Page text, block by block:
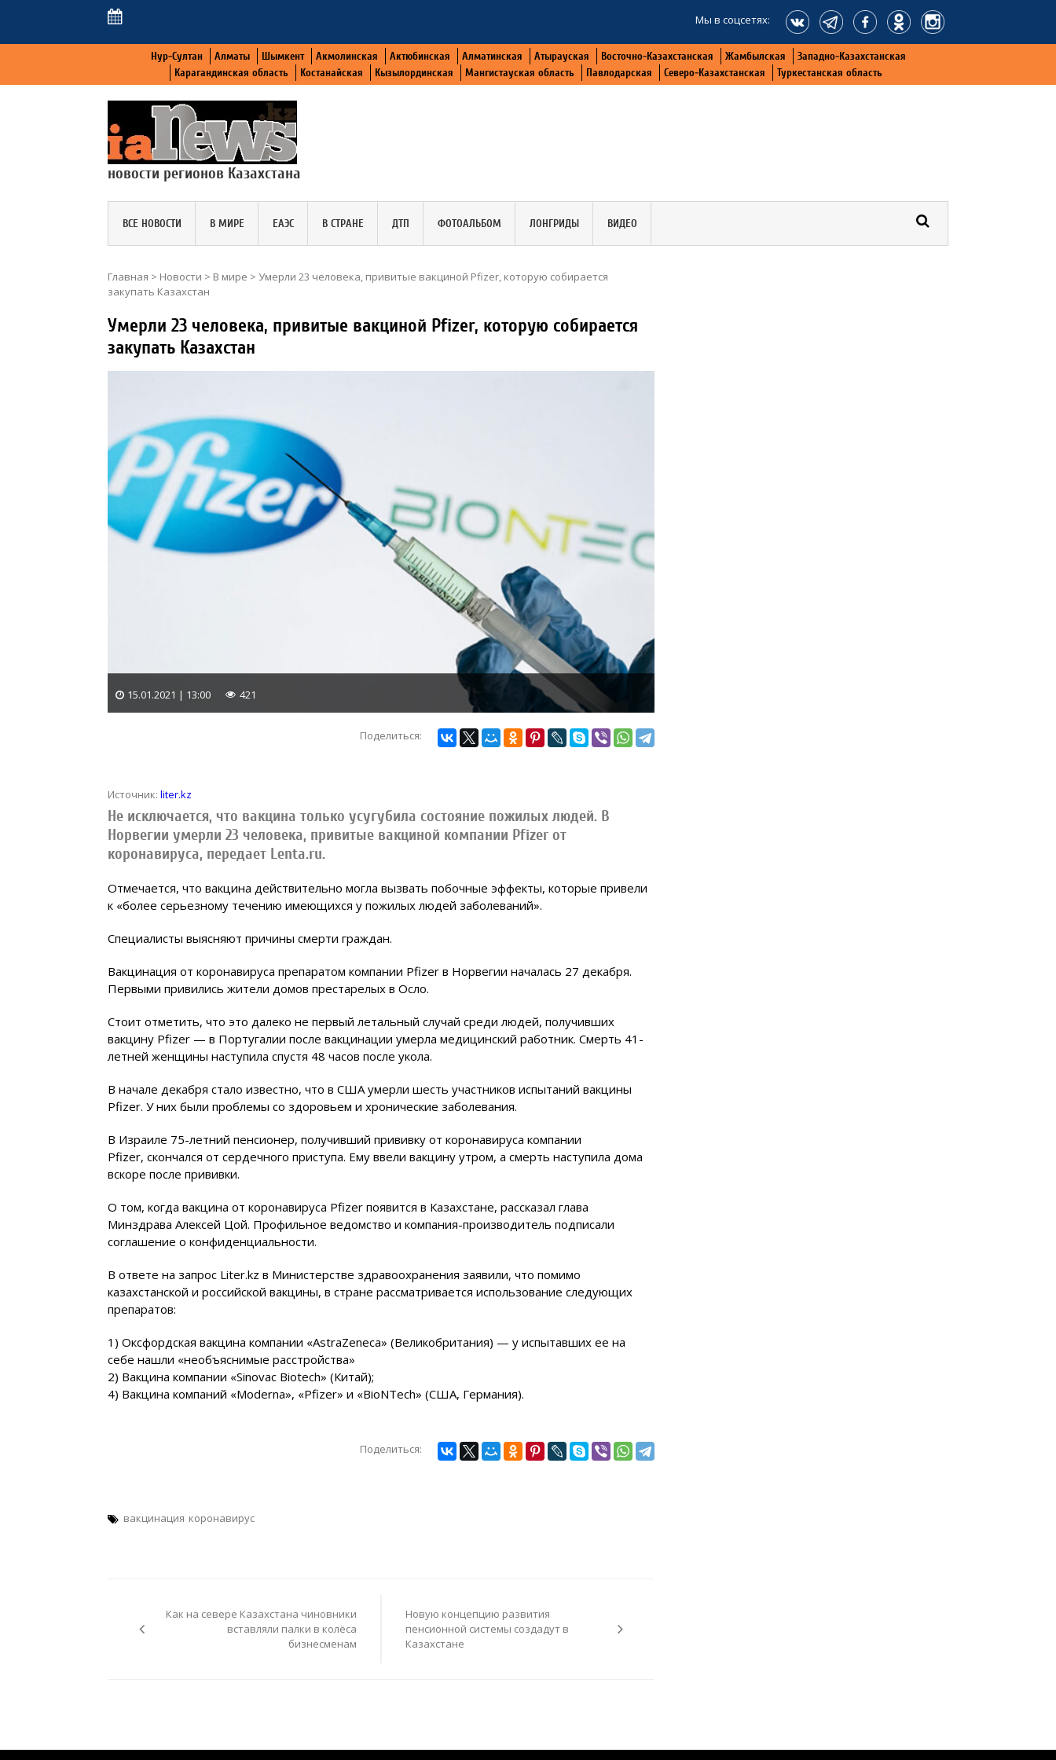
Мы в соцсетях:
Нур-Султан Алматы Шымкент Акмолинская Актюбинская Алматинская Атырауская Восточно-Казахстанская Жамбылская
Западно-Казахстанская
Карагандинская область
Костанайская Кызылординская Мангистауская область Павлодарская Северо-Казахстанская Туркестанская область
новости регионов Казахстана
ВСЕ НОВОСТИ В МИРЕ ЕАЭС В СТРАНЕ ДТП ФОТОАЛЬБОМ ЛОНГРИДЫ ВИДЕО
Главная > Новости > В мире > Умерли 23 человека, привитые вакциной Pfizer, которую собирается
закупать Казахстан
Умерли 23 человека, привитые вакциной Pfizer, которую собирается
закупать Казахстан
15.01.2021 | 13:00 421
Поделиться:
Источник: liter.kz
Не исключается, что вакцина только усугубила состояние пожилых людей. В
Норвегии умерли 23 человека, привитые вакциной компании Pfizer от
коронавируса, передает Lenta.ru.
Отмечается, что вакцина действительно могла вызвать побочные эффекты, которые привели
к «более серьезному течению имеющихся у пожилых людей заболеваний».
Специалисты выясняют причины смерти граждан.
Вакцинация от коронавируса препаратом компании Pfizer в Норвегии началась 27 декабря.
Первыми привились жители домов престарелых в Осло.
Стоит отметить, что это далеко не первый летальный случай среди людей, получивших
вакцину Pfizer — в Португалии после вакцинации умерла медицинский работник. Смерть 41-
летней женщины наступила спустя 48 часов после укола.
В начале декабря стало известно, что в США умерли шесть участников испытаний вакцины
Pfizer. У них были проблемы со здоровьем и хронические заболевания.
В Израиле 75-летний пенсионер, получивший прививку от коронавируса компании
Pfizer, скончался от сердечного приступа. Ему ввели вакцину утром, а смерть наступила дома
вскоре после прививки.
О том, когда вакцина от коронавируса Pfizer появится в Казахстане, рассказал глава
Минздрава Алексей Цой. Профильное ведомство и компания-производитель подписали
соглашение о конфиденциальности.
В ответе на запрос Liter.kz в Министерстве здравоохранения заявили, что помимо
казахстанской и российской вакцины, в стране рассматривается использование следующих
препаратов:
1) Оксфордская вакцина компании «AstraZeneca» (Великобритания) — у испытавших ее на
себе нашли «необъяснимые расстройства»
2) Вакцина компании «Sinovac Biotech» (Китай);
4) Вакцина компаний «Мoderna», «Pfizer» и «BioNTech» (США, Германия).
Поделиться:
вакцинация коронавирус
записям
Как на севере Казахстана чиновники
вставляли палки в колёса
бизнесменам
Новую концепцию развития
пенсионной системы создадут в
Казахстане